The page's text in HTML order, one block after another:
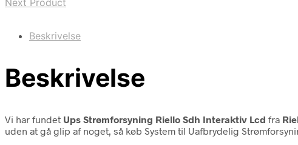
Beskrivelse
Beskrivelse
Vi har fundet Ups Strømforsyning Riello Sdh Interaktiv Lcd fra
uden at gå glip af noget, så køb System til Uafbrydelig